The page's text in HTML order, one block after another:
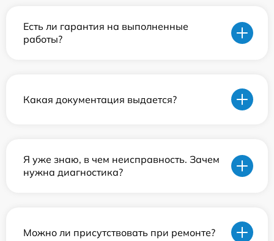
Есть ли гарантия на выполненные
работы?
Какая документация выдается?
Я уже знаю, в чем неисправность. Зачем
нужна диагностика?
Можно ли присутствовать при ремонте?